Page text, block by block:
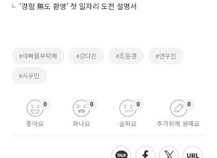
‘경험 無도 환영’ 첫 일자리 도전 설명서
#아빠를부탁해 #강다은 #조윤경 #연우진
#시우민
좋아요
0
화나요
0
슬퍼요
0
추가취재 원해요
0